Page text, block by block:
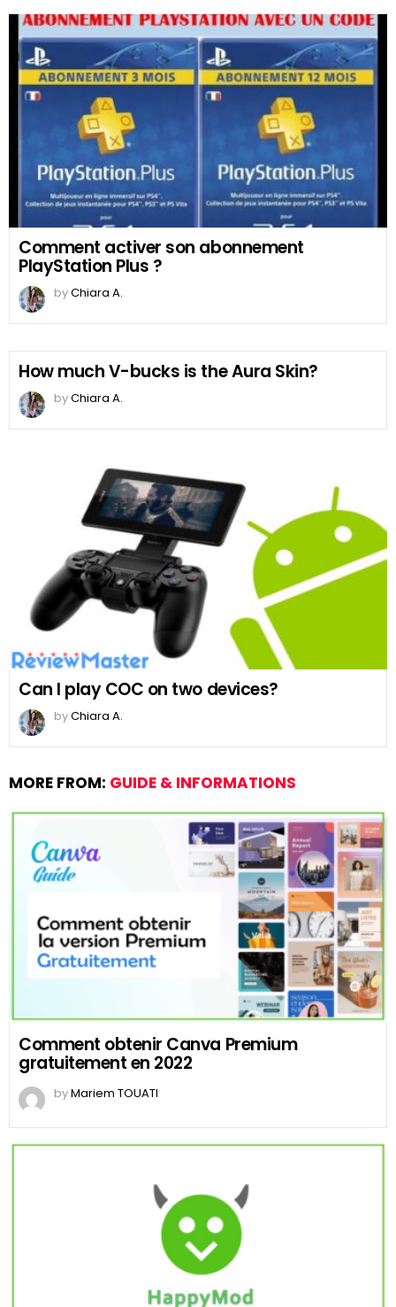
Comment activer son abonnement
PlayStation Plus ?
byChiara A.
How much V-bucks is the Aura Skin?
byChiara A.
Can I play COC on two devices?
byChiara A.
MORE FROM: GUIDE & INFORMATIONS
Comment obtenir Canva Premium
gratuitement en 2022
byMariem TOUATI